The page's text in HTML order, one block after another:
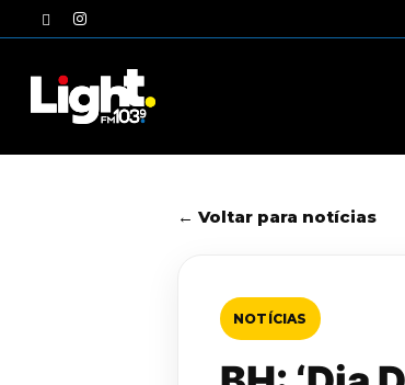
to
twitterinstagram
← Voltar para notícias
NOTÍCIAS